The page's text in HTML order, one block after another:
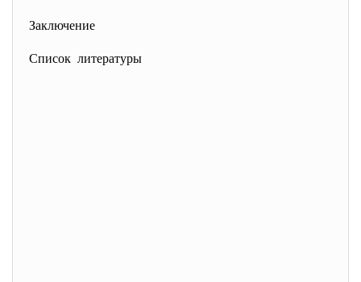
Заключение
Список литературы